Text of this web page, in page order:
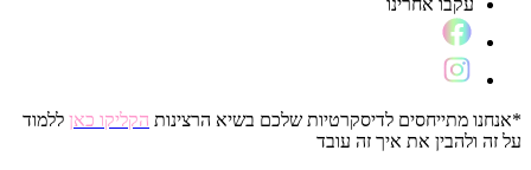
עקבו אחרינו
*אנחנו מתייחסים לדיסקרטיות שלכם בשיא הרצינות הקליקו כאן ללמוד
על זה ולהבין את איך זה עובד